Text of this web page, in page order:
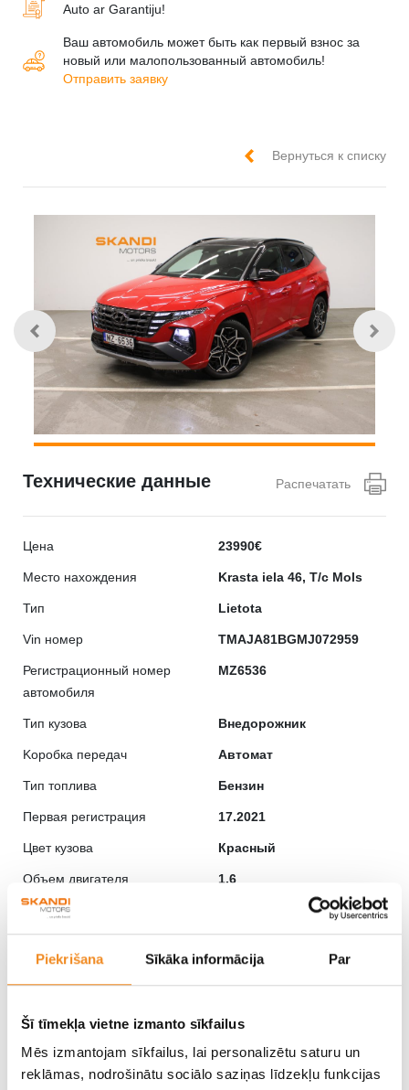
Piekrišana Sīkāka informācija Par
Šī tīmekļa vietne izmanto sīkfailus
Mēs izmantojam sīkfailus, lai personalizētu saturu un
reklāmas, nodrošinātu sociālo saziņas līdzekļu funkcijas
Auto ar Garantiju!
Ваш автомобиль может быть как первый взнос за
новый или малопользованный автомобиль!
Отправить заявку
Вернуться к списку
Технические данные Распечатать
Цена 23990€
Место нахождения Krasta iela 46, T/c Mols
Тип Lietota
Vin номер TMAJA81BGMJ072959
Регистрационный номер
автомобиля
MZ6536
Тип кузова Внедорожник
Kоробка передач Автомат
Тип топлива Бензин
Первая регистрация 17.2021
Цвет кузова Красный
Объем двигателя 1.6
Мощность, л.с.
69809
Количество дверей